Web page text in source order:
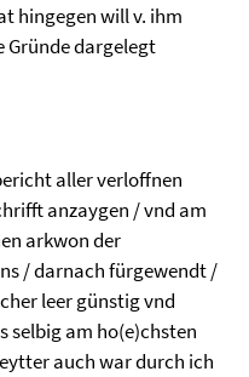
hingegen will v. ihm
Gründe dargelegt
aller verloffnen
anzaygen / vnd am
arkwon der
/ darnach fürgewendt /
leer günstig vnd
selbig am ho(e)chsten
auch war durch ich